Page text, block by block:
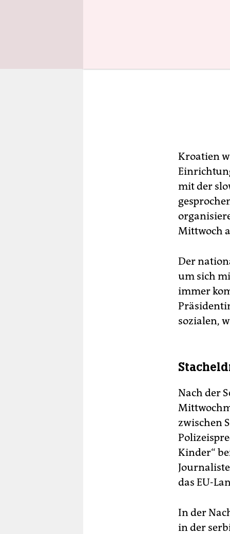
Kroatien
mit der
Mittwoch
Der
um sich
immer
sozialen,
Nach der
zwischen
Kinder“
das EU-
In der
in der